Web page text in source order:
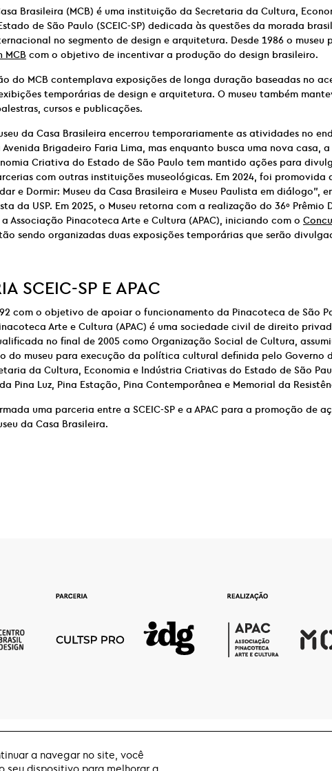
Brasileira (MCB) é uma instituição da Secretaria da Cultura,
de São Paulo (SCEIC-SP) dedicada às questões da morada
no segmento de design e arquitetura. Desde 1986 o museu
MCB com o objetivo de incentivar a produção do design brasileiro.
do MCB contemplava exposições de longa duração baseadas no
temporárias de design e arquitetura. O museu também
cursos e publicações.
da Casa Brasileira encerrou temporariamente as atividades no
Brigadeiro Faria Lima, mas enquanto busca uma nova casa,
Criativa do Estado de São Paulo tem mantido ações para
com outras instituições museológicas. Em 2024, foi promovida
e Dormir: Museu da Casa Brasileira e Museu Paulista em diálogo”,
da USP. Em 2025, o Museu retorna com a realização do 36º Prêmio
Associação Pinacoteca Arte e Cultura (APAC), iniciando com o
sendo organizadas duas exposições temporárias que serão
SCEIC-SP EAPAC
com o objetivo de apoiar o funcionamento da Pinacoteca de São
Arte e Cultura (APAC) é uma sociedade civil de direito
no final de 2005 como Organização Social de Cultura,
do museu para execução da política cultural definida pelo Governo
da Cultura, Economia e Indústria Criativas do Estado de São
Pina Luz, Pina Estação, Pina Contemporânea e Memorial da
uma parceria entre a SCEIC-SP e a APAC para a promoção de
da Casa Brasileira.
a navegar no site, você